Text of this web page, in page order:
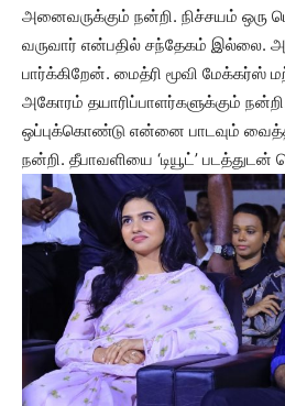
அனைவருக்கும் நன்றி. நிச்சயம் ஒரு
வருவார் என்பதில் சந்தேகம் இல்லை.
பார்க்கிறேன். மைத்ரி மூவி மேக்கர்ஸ்
அகோரம் தயாரிப்பாளர்களுக்கும்
ஒப்புக்கொண்டு என்னை பாடவும்
நன்றி. தீபாவளியை ‘டியூட்’